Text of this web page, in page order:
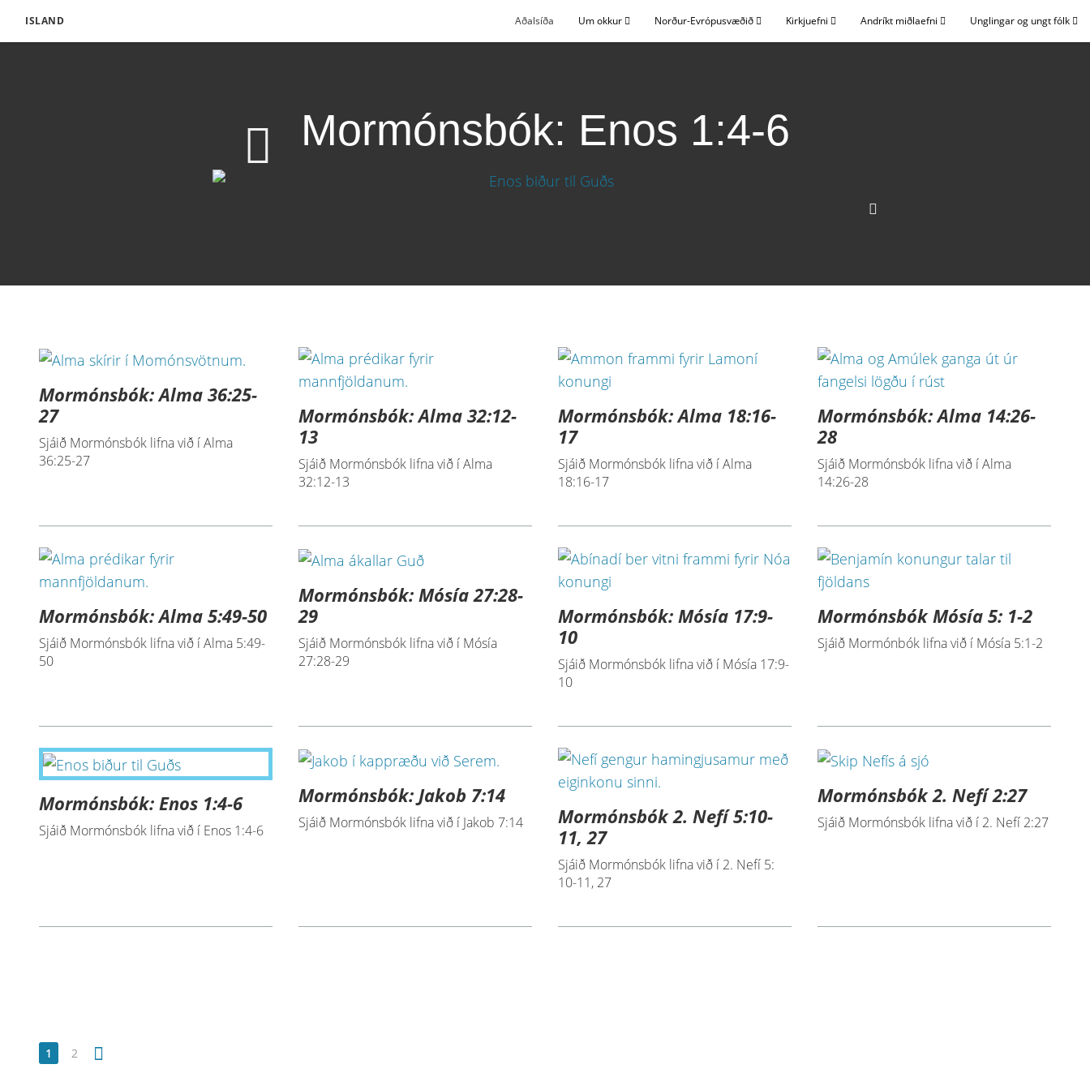
ISLAND Aðalsíða Um okkur Norður-Evrópusvæðið Kirkjuefni Andríkt miðlaefni Unglingar og ungt fólk
Mormónsbók: Enos 1:4-6
Mormónsbók: Alma 36:25-
27
Sjáið Mormónsbók lifna við í Alma
36:25-27
Mormónsbók: Alma 32:12-
13
Sjáið Mormónsbók lifna við í Alma
32:12-13
Mormónsbók: Alma 18:16-
17
Sjáið Mormónsbók lifna við í Alma
18:16-17
Mormónsbók: Alma 14:26-
28
Sjáið Mormónsbók lifna við í Alma
14:26-28
Mormónsbók: Alma 5:49-50
Sjáið Mormónsbók lifna við í Alma 5:49-
50
Mormónsbók: Mósía 27:28-
29
Sjáið Mormónsbók lifna við í Mósía
27:28-29
Mormónsbók: Mósía 17:9-
10
Sjáið Mormónsbók lifna við í Mósía 17:9-
10
Mormónsbók Mósía 5: 1-2
Sjáið Mormónbók lifna við í Mósía 5:1-2
Mormónsbók: Enos 1:4-6
Sjáið Mormónsbók lifna við í Enos 1:4-6
Mormónsbók: Jakob 7:14
Sjáið Mormónsbók lifna við í Jakob 7:14
Mormónsbók 2. Nefí 5:10-
11, 27
Sjáið Mormónsbók lifna við í 2. Nefí 5:
10-11, 27
Mormónsbók 2. Nefí 2:27
Sjáið Mormónsbók lifna við í 2. Nefí 2:27
1 2